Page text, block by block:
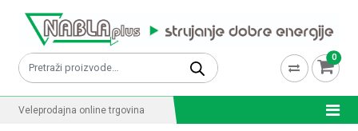
Pretraži: 0
Veleprodajna online trgovina